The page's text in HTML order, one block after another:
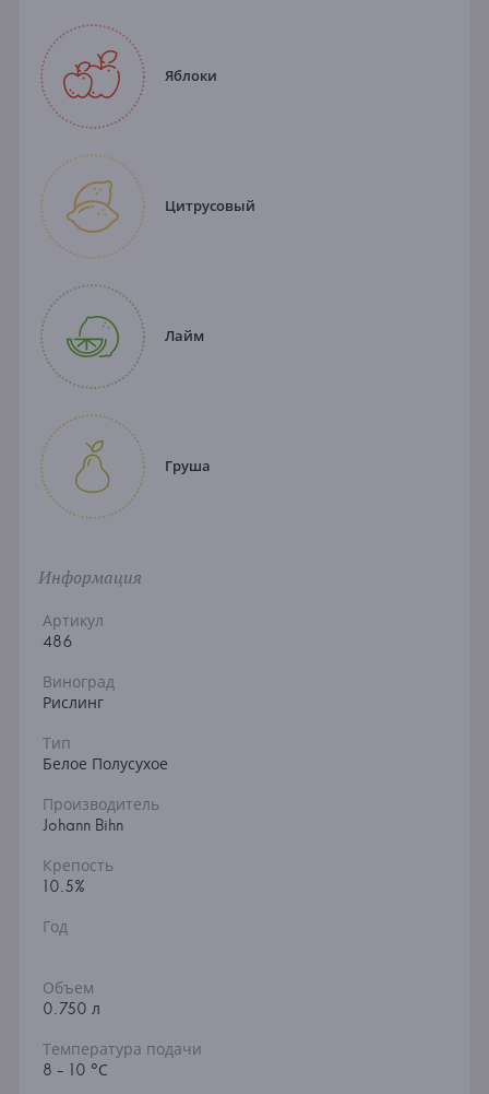
Яблоки
Цитрусовый
Лайм
Груша
Информация
Артикул
486
Виноград
Рислинг
Тип
Белое Полусухое
Производитель
Johann Bihn
Крепость
10.5%
Год
Объем
0.750 л
Температура подачи
8 - 10 °С